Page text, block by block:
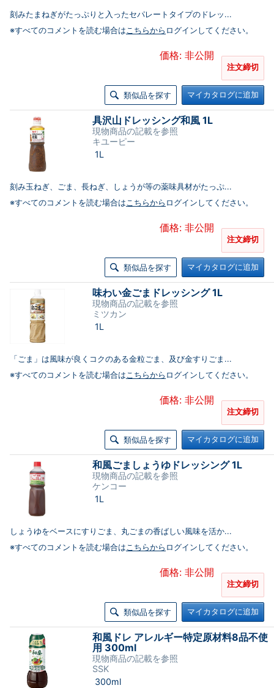
刻みたまねぎがたっぷりと入ったセパレートタイプのドレッ...
※すべてのコメントを読む場合はこちらから ログインしてください。
価格: 非公開
注文締切
類似品を探す マイカタログに追加
具沢山ドレッシング和風 1L
現物商品の記載を参照
キユーピー
1L
刻み玉ねぎ、ごま、長ねぎ、しょうが等の薬味具材がたっぷ...
※すべてのコメントを読む場合はこちらから ログインしてください。
価格: 非公開
注文締切
類似品を探す マイカタログに追加
味わい金ごまドレッシング 1L
現物商品の記載を参照
ミツカン
1L
「ごま」は風味が良くコクのある金粒ごま、及び金すりごま...
※すべてのコメントを読む場合はこちらから ログインしてください。
価格: 非公開
注文締切
類似品を探す マイカタログに追加
和風ごましょうゆドレッシング 1L
現物商品の記載を参照
ケンコー
1L
しょうゆをベースにすりごま、丸ごまの香ばしい風味を活か...
※すべてのコメントを読む場合はこちらから ログインしてください。
価格: 非公開
注文締切
類似品を探す マイカタログに追加
和風ドレ アレルギー特定原材料8品不使
用 300ml
現物商品の記載を参照
SSK
300ml